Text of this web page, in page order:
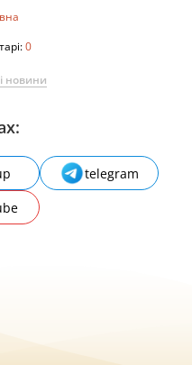
0
новини
telegram